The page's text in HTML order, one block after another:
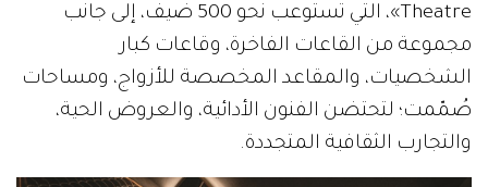
Theatre»، التي تستوعب نحو 500 ضيف، إلى جانب
مجموعة من القاعات الفاخرة، وقاعات كبار
الشخصيات، والمقاعد المخصصة للأزواج، ومساحات
صُمّمت؛ لتحتضن الفنون الأدائية، والعروض الحية،
والتجارب الثقافية المتجددة.